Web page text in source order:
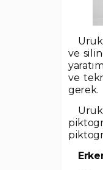
ve
ve
gerek.